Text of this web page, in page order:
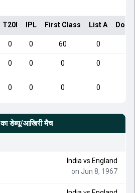
T20I IPL First Class List A
0 0 60 0
0 0 0 0
0 0 0 0
का डेब्यू/आखिरी मैच
India vs England
on Jun 8, 1967